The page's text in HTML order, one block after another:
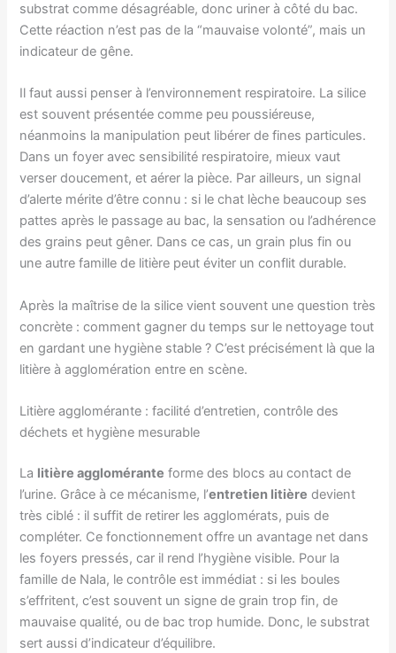
substrat comme désagréable, donc uriner à côté du bac.
Cette réaction n’est pas de la “mauvaise volonté”, mais un
indicateur de gêne.
Il faut aussi penser à l’environnement respiratoire. La silice
est souvent présentée comme peu poussiéreuse,
néanmoins la manipulation peut libérer de fines particules.
Dans un foyer avec sensibilité respiratoire, mieux vaut
verser doucement, et aérer la pièce. Par ailleurs, un signal
d’alerte mérite d’être connu : si le chat lèche beaucoup ses
pattes après le passage au bac, la sensation ou l’adhérence
des grains peut gêner. Dans ce cas, un grain plus fin ou
une autre famille de litière peut éviter un conflit durable.
Après la maîtrise de la silice vient souvent une question très
concrète : comment gagner du temps sur le nettoyage tout
en gardant une hygiène stable ? C’est précisément là que la
litière à agglomération entre en scène.
Litière agglomérante : facilité d’entretien, contrôle des
déchets et hygiène mesurable
La litière agglomérante forme des blocs au contact de
l’urine. Grâce à ce mécanisme, l’entretien litière devient
très ciblé : il suffit de retirer les agglomérats, puis de
compléter. Ce fonctionnement offre un avantage net dans
les foyers pressés, car il rend l’hygiène visible. Pour la
famille de Nala, le contrôle est immédiat : si les boules
s’effritent, c’est souvent un signe de grain trop fin, de
mauvaise qualité, ou de bac trop humide. Donc, le substrat
sert aussi d’indicateur d’équilibre.